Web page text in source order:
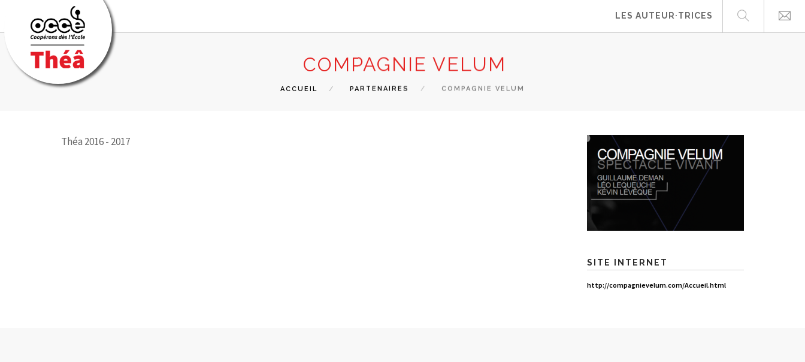
LES AUTEUR·TRICES
COMPAGNIE VELUM
ACCUEIL PARTENAIRES COMPAGNIE VELUM
Théa 2016 - 2017
SITE INTERNET
http://compagnievelum.com/Accueil.html